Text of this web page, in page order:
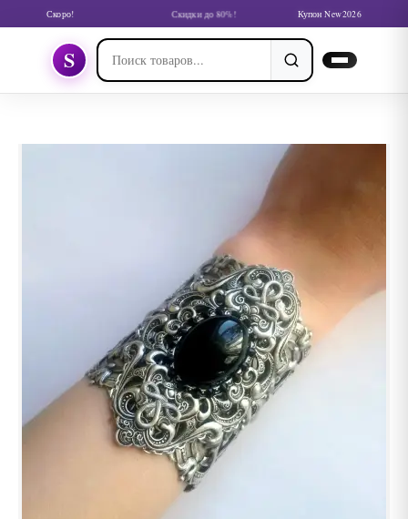
Скоро! Скидки до 80%! Купон New2026
S